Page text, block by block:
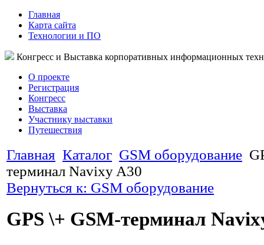
Главная
Карта сайта
Технологии и ПО
Конгресс и Выставка корпоративных информационных
О проекте
Регистрация
Конгресс
Выставка
Участнику выставки
Путешествия
Главная Каталог GSM оборудование
терминал Navixy A30
Вернуться к: GSM оборудование
GPS \+ GSM-терминал